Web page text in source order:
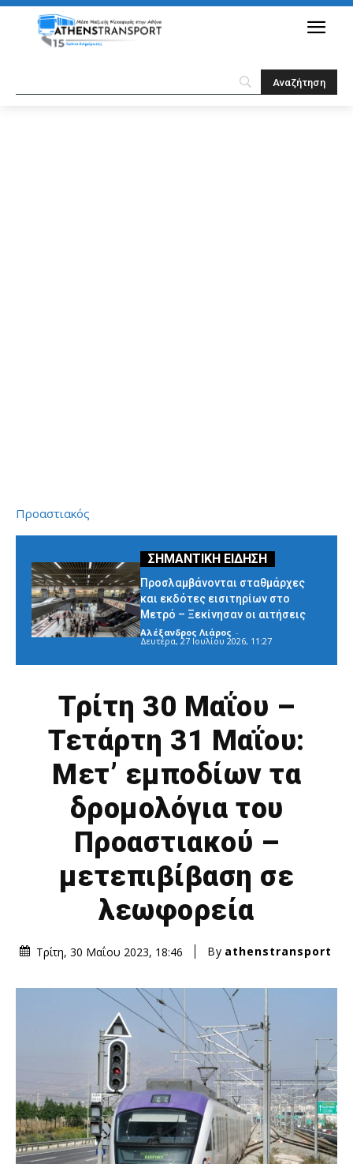
Προαστιακός
Προσλαμβάνονται σταθμάρχες
και εκδότες εισιτηρίων στο
Μετρό – Ξεκίνησαν οι αιτήσεις
Αλέξανδρος Λιάρος -
Δευτέρα, 27 Ιουλίου 2026, 11:27
Τρίτη 30 Μαΐου –
Τετάρτη 31 Μαΐου:
Μετ’ εμποδίων τα
δρομολόγια του
Προαστιακού –
μετεπιβίβαση σε
λεωφορεία
Τρίτη, 30 Μαΐου 2023, 18:46 By athenstransport